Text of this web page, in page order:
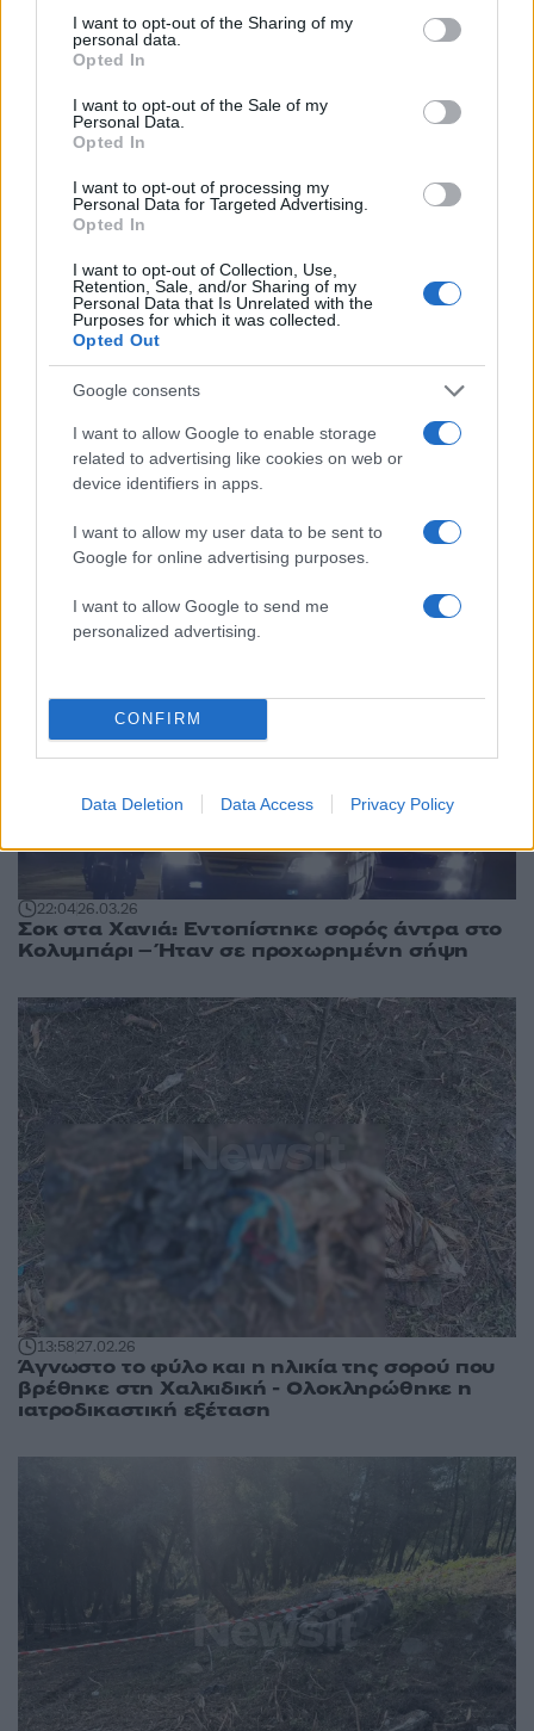
not limited to your visit or usage behaviour. You may click to
grant or deny consent to Google and its third-party tags to
use your data for below specified purposes in below Google
consent section.
I want to opt-out of the Sharing of my
personal data.
Opted In
I want to opt-out of the Sale of my
Personal Data.
Opted In
I want to opt-out of processing my
Personal Data for Targeted Advertising.
Opted In
I want to opt-out of Collection, Use,
Retention, Sale, and/or Sharing of my
Personal Data that Is Unrelated with the
Purposes for which it was collected.
Opted Out
Google consents
I want to allow Google to enable storage
related to advertising like cookies on web or
device identifiers in apps.
I want to allow my user data to be sent to
Google for online advertising purposes.
I want to allow Google to send me
personalized advertising.
CONFIRM
Data Deletion Data Access Privacy Policy
19:0402.04.26
Ζεφύρι: Ένας 38χρονος βρέθηκε νεκρός
κοντά στο ρέμα της Εσχατιάς
Ασφυκτικό θάνατο «βλέπουν» οι αρχές για την
59χρονη στον Εύοσμο - Λείπουν αντικείμενα
από το σπίτι της
22:0426.03.26
Σοκ στα Χανιά: Εντοπίστηκε σορός άντρα στο
Κολυμπάρι – Ήταν σε προχωρημένη σήψη
13:5827.02.26
Άγνωστο το φύλο και η ηλικία της σορού που
βρέθηκε στη Χαλκιδική - Ολοκληρώθηκε η
ιατροδικαστική εξέταση